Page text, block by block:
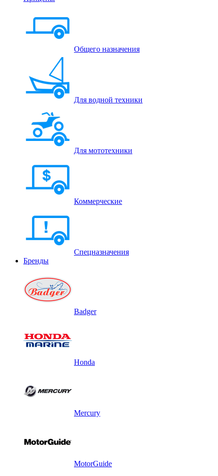
Общего назначения
Для водной техники
Для мототехники
Коммерческие
Спецназначения
Бренды
Badger
Honda
Mercury
MotorGuide